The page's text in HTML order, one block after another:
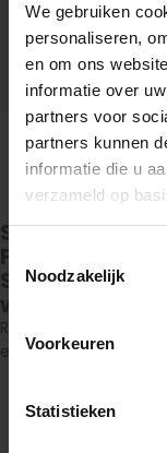
We gebruiken
personaliseren,
en om ons
informatie over
partners voor
partners kunnen
informatie die u
verzameld op
Toestemmingsselectie
Noodzakelijk
Voorkeuren
Statistieken
Sie möchten
Folgen eines
wissen?
Rufen Sie uns an unter
eine Nachricht über